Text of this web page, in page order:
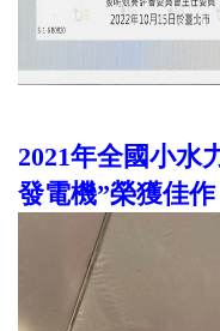
2021年全國小水
發電機”榮獲佳作